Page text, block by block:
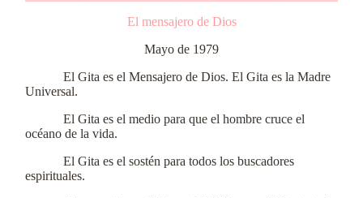
El mensajero de Dios
Mayo de 1979
El Gita es el Mensajero de Dios. El Gita es la Madre
Universal.
El Gita es el medio para que el hombre cruce el
océano de la vida.
El Gita es el sostén para todos los buscadores
espirituales.